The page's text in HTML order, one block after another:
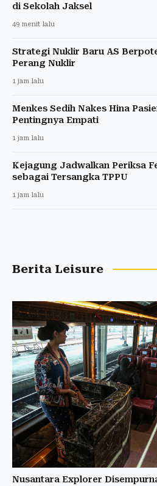
di Sekolah Jaksel
49 menit lalu
Strategi Nuklir Baru AS
Perang Nuklir
1 jam lalu
Menkes Sedih Nakes Hina
Pentingnya Empati
1 jam lalu
Kejagung Jadwalkan Periksa
sebagai Tersangka TPPU
1 jam lalu
Berita Leisure
Nusantara Explorer